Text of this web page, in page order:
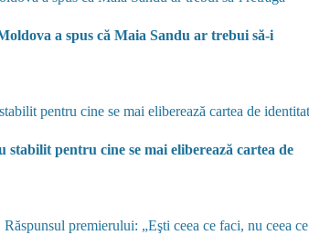
a spus că Maia Sandu ar trebui să-i
pentru cine se mai eliberează cartea de